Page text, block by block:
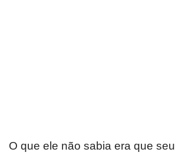
O que ele não sabia era que seu